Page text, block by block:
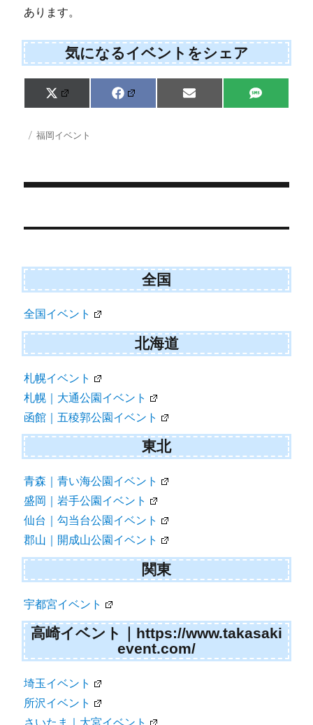
あります。
気になるイベントをシェア
Share
on
X
(
w
r
Share
on
F
a
Share
on
E
m
Share
on
S
M
投 カ
福岡イベント
稿
ビ
ゲ
ー
シ
ョ
ン
全国
全国イベント
北海道
札幌イベント
札幌｜大通公園イベント
函館｜五稜郭公園イベント
東北
青森｜青い海公園イベント
盛岡｜岩手公園イベント
仙台｜勾当台公園イベント
郡山｜開成山公園イベント
関東
宇都宮イベント
高崎イベント｜https://www.takasaki
event.com/
埼玉イベント
所沢イベント
さいたま｜大宮イベント